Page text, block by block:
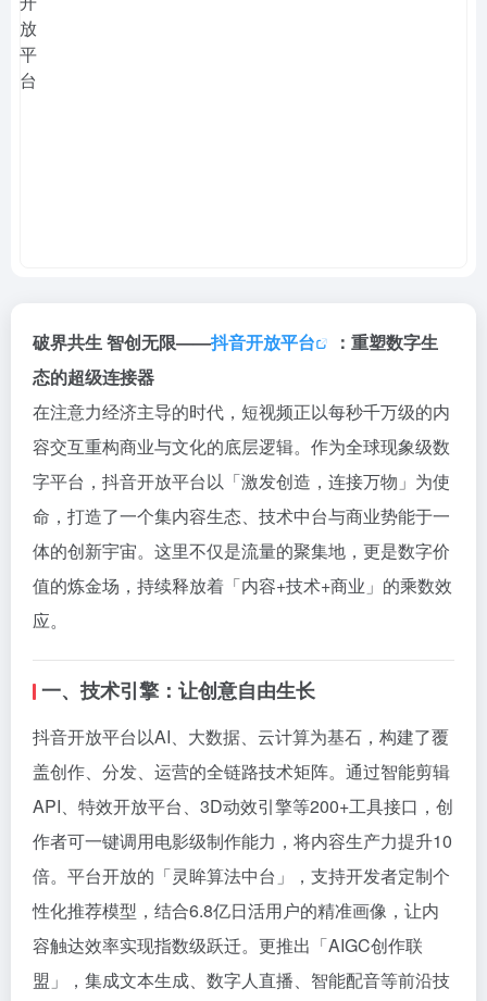
破界共生 智创无限——抖音开放平台
：重塑数字生
态的超级连接器
在注意力经济主导的时代，短视频正以每秒千万级的内
容交互重构商业与文化的底层逻辑。作为全球现象级数
字平台，抖音开放平台以「激发创造，连接万物」为使
命，打造了一个集内容生态、技术中台与商业势能于一
体的创新宇宙。这里不仅是流量的聚集地，更是数字价
值的炼金场，持续释放着「内容+技术+商业」的乘数效
应。
一、技术引擎：让创意自由生长
抖音开放平台以AI、大数据、云计算为基石，构建了覆
盖创作、分发、运营的全链路技术矩阵。通过智能剪辑
API、特效开放平台、3D动效引擎等200+工具接口，创
作者可一键调用电影级制作能力，将内容生产力提升10
倍。平台开放的「灵眸算法中台」，支持开发者定制个
性化推荐模型，结合6.8亿日活用户的精准画像，让内
容触达效率实现指数级跃迁。更推出「AIGC创作联
盟」，集成文本生成、数字人直播、智能配音等前沿技